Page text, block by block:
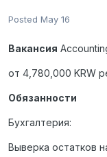
Posted May 16
Вакансия
от 4,780,000 KRW
Обязанности
Бухгалтерия:
Выверка остатков